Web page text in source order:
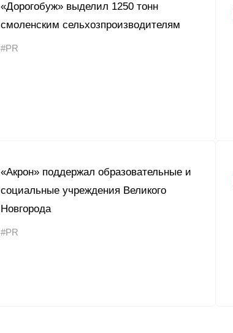
«Дорогобуж» выделил 1250 тонн
смоленским сельхозпроизводителям
#PR
«Акрон» поддержал образовательные и
социальные учреждения Великого
Новгорода
#PR